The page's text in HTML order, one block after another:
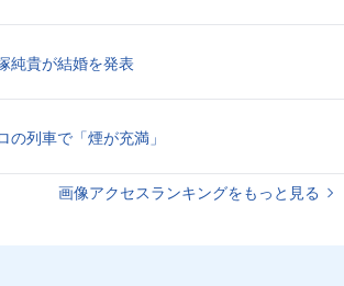
純貴が結婚を発表
の列車で「煙が充満」
画像アクセスランキングをもっと見る